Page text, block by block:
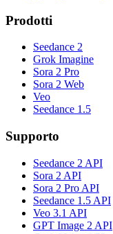
Prodotti
Seedance 2
Grok Imagine
Sora 2 Pro
Sora 2 Web
Veo
Seedance 1.5
Supporto
Seedance 2 API
Sora 2 API
Sora 2 Pro API
Seedance 1.5 API
Veo 3.1 API
GPT Image 2 API